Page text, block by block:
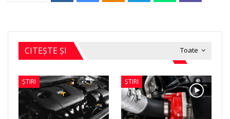
Toate
CITEȘTE ȘI
ȘTIRI ȘTIRI